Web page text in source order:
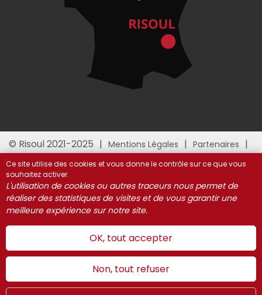
© Risoul 2021-2025 Mentions Légales
Partenaires
Gestion des cookies
Ce site utilise des cookies et vous donne le contrôle sur ce que vous
souhaitez activer.
L'utilisation de cookies ou autres traceurs nous permet de
réaliser des statistiques de visites et de vous garantir une
meilleure expérience sur notre site.
OK, tout accepter
Non, tout refuser